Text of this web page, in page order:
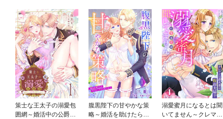
策士な王太子の溺愛包
囲網～婚活中の公爵令
腹黒陛下の甘やかな策
略～婚活を助けたらプ
溺愛蜜月になるとは聞
いてません～クレマン